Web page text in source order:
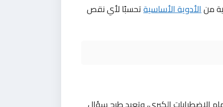
منالأدوية الأساسيةتحسبًا لأي نقص